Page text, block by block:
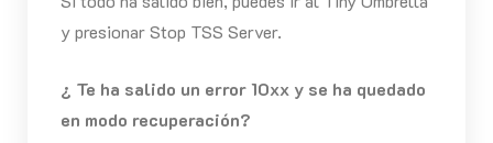
y presionar Stop TSS Server.
¿ Te ha salido un error 10xx y se ha quedado
en modo recuperación?